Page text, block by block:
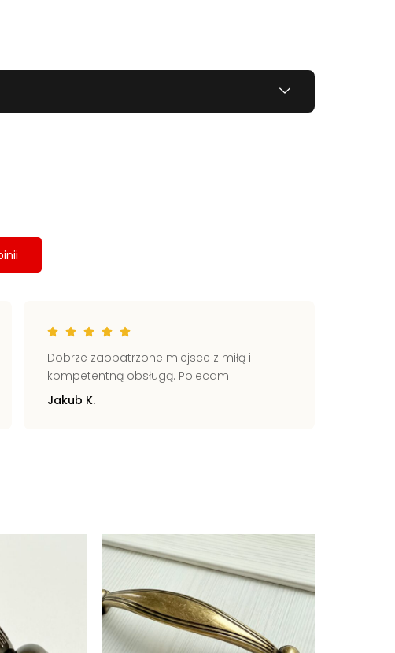
Dobrze zaopatrzone miejsce z miłą i
kompetentną obsługą. Polecam
Jakub K.